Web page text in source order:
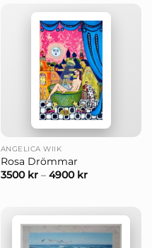
ANGELICA WIIK
Rosa Drömmar
3500 kr– 4900 kr